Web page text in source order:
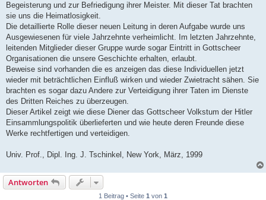
Begeisterung und zur Befriedigung ihrer Meister. Mit dieser Tat brachten
sie uns die Heimatlosigkeit.
Die detaillierte Rolle dieser neuen Leitung in deren Aufgabe wurde uns
Ausgewiesenen für viele Jahrzehnte verheimlicht. Im letzten Jahrzehnte,
leitenden Mitglieder dieser Gruppe wurde sogar Eintritt in Gottscheer
Organisationen die unsere Geschichte erhalten, erlaubt.
Beweise sind vorhanden die es anzeigen das diese Individuellen jetzt
wieder mit beträchtlichen Einfluß wirken und wieder Zwietracht sähen. Sie
brachten es sogar dazu Andere zur Verteidigung ihrer Taten im Dienste
des Dritten Reiches zu überzeugen.
Dieser Artikel zeigt wie diese Diener das Gottscheer Volkstum der Hitler
Einsammlungspolitik überlieferten und wie heute deren Freunde diese
Werke rechtfertigen und verteidigen.
Univ. Prof., Dipl. Ing. J. Tschinkel, New York, März, 1999
Antworten
1 Beitrag • Seite 1 von 1